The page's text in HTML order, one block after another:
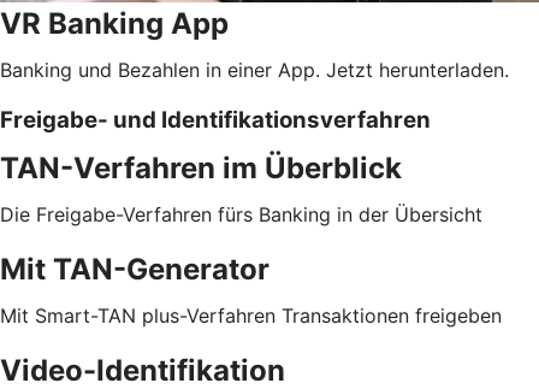
VR Banking App
Banking und Bezahlen in einer App. Jetzt herunterladen.
Freigabe- und Identifikationsverfahren
TAN-Verfahren im Überblick
Die Freigabe-Verfahren fürs Banking in der Übersicht
Mit TAN-Generator
Mit Smart-TAN plus-Verfahren Transaktionen freigeben
Video-Identifikation